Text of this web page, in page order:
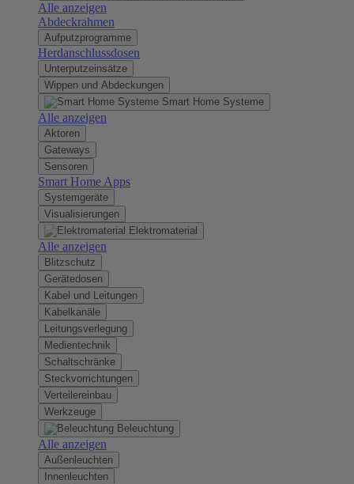
Alle anzeigen
Abdeckrahmen
Aufputzprogramme
Herdanschlussdosen
Unterputzeinsätze
Wippen und Abdeckungen
Smart Home Systeme
Alle anzeigen
Aktoren
Gateways
Sensoren
Smart Home Apps
Systemgeräte
Visualisierungen
Elektromaterial
Alle anzeigen
Blitzschutz
Gerätedosen
Kabel und Leitungen
Kabelkanäle
Leitungsverlegung
Medientechnik
Schaltschränke
Steckvorrichtungen
Verteilereinbau
Werkzeuge
Beleuchtung
Alle anzeigen
Außenleuchten
Innenleuchten